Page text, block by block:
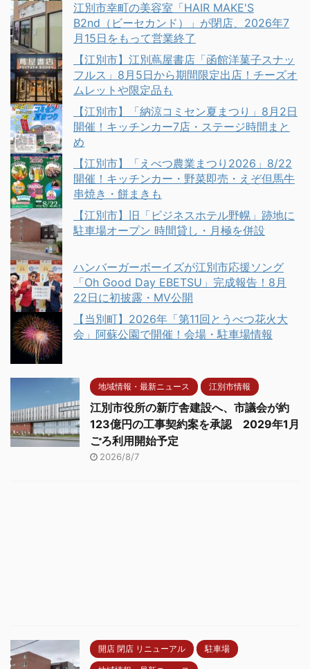
江別市幸町の美容室「HAIR MAKE'S
B2nd（ビーセカンド）」が閉店、2026年7
月15日をもって営業終了
【江別市】江別蔦屋書店「函館洋菓子スナッ
フルス」8月5日から期間限定出店！チーズオ
ムレットや限定品も
【江別市】「納涼コミセン夏まつり」8月2日
開催！キッチンカー7店・ステージ時間まと
め
【江別市】「えべつ農業まつり2026」8/22
開催！キッチンカー・野菜即売・えぞ但馬牛
串焼き・餅まきも
【江別市】旧「ビジネスホテル野幌」跡地に
駐車場オープン 時間貸し・月極を併設
ハンバーガーボーイズが江別市応援ソング
「Oh Good Day EBETSU」完成報告！8月
22日に初披露・MV公開
【当別町】2026年「第11回とうべつ花火大
会」阿蘇公園で開催！会場・駐車場情報
地域情報・最新ニュース 江別市情報
江別市役所の新庁舎建設へ、市議会が約
123億円の工事契約案を承認 2029年1月
ごろ利用開始予定
2026/8/7
開店 閉店 リニューアル 駐車場